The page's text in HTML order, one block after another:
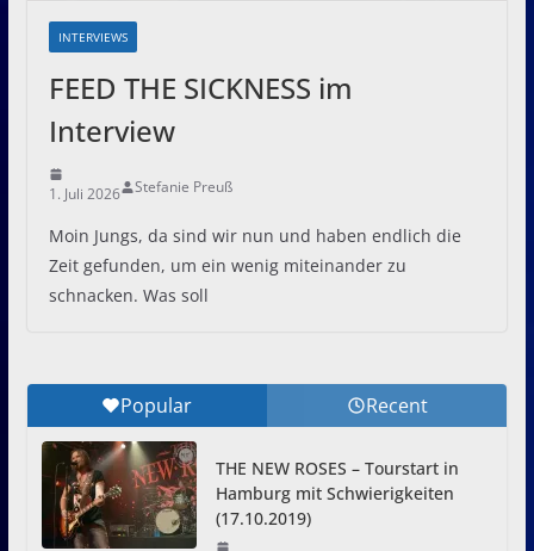
INTERVIEWS
FEED THE SICKNESS im
Interview
1. Juli 2026 Stefanie Preuß
Moin Jungs, da sind wir nun und haben endlich die
Zeit gefunden, um ein wenig miteinander zu
schnacken. Was soll
Popular Recent
THE NEW ROSES – Tourstart in
Hamburg mit Schwierigkeiten
(17.10.2019)